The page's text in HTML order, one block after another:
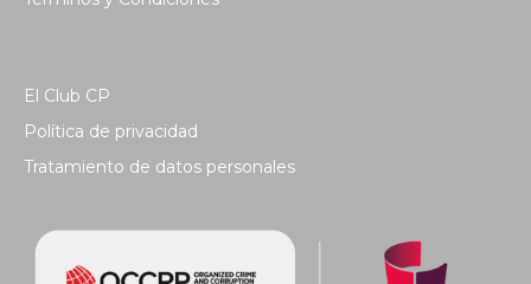
El Club CP
Política de privacidad
Tratamiento de datos personales